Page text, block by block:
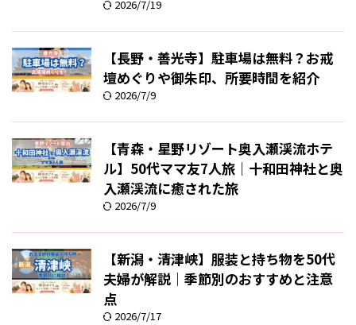
2026/7/19
【長野・善光寺】駐車場は無料？お戒
壇めぐりや御朱印、所要時間を紹介
2026/7/9
【青森・星野リゾート奥入瀬渓流ホテ
ル】50代ママ友7人旅｜十和田神社と奥
入瀬渓流に癒された旅
2026/7/9
【新潟・清津峡】服装と持ち物を50代
夫婦が解説｜季節別のおすすめと注意
点
2026/7/17